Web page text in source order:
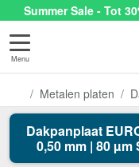
Summer Sale - Tot
Menu
Metalen platen
Dakpanplaat
0,50 mm | 80